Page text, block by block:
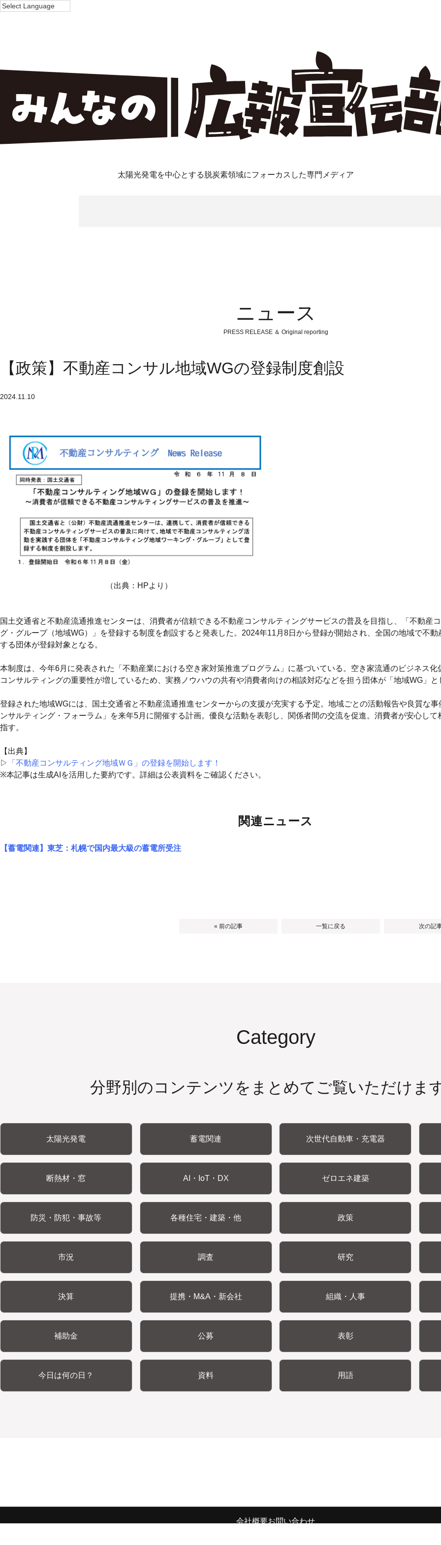
太陽光発電を中心とする脱炭素領域にフォーカスした専門メディア
ニュース
PRESS RELEASE ＆ Original reporting
【政策】不動産コンサル地域WGの登録制度創設
2024.11.10
（出典：HPより）
国土交通省と不動産流通推進センターは、消費者が信頼できる不動産コンサルティングサービスの普及を目指し、「不動産
グ・グループ（地域WG）」を登録する制度を創設すると発表した。2024年11月8日から登録が開始され、全国の地域で不
する団体が登録対象となる。
本制度は、今年6月に発表された「不動産業における空き家対策推進プログラム」に基づいている。空き家流通のビジネス
コンサルティングの重要性が増しているため、実務ノウハウの共有や消費者向けの相談対応などを担う団体が「地域WG」
登録された地域WGには、国土交通省と不動産流通推進センターからの支援が充実する予定。地域ごとの活動報告や良質な
ンサルティング・フォーラム」を来年5月に開催する計画。優良な活動を表彰し、関係者間の交流を促進。消費者が安心し
指す。
【出典】
▷
「不動産コンサルティング地域ＷＧ」の登録を開始します！
※本記事は生成AIを活用した要約です。詳細は公表資料をご確認ください。
関連ニュース
【蓄電関連】東芝：札幌で国内最大級の蓄電所受注
« 前の記事 一覧に戻る 次の記
Category
分野別のコンテンツをまとめてご覧いただけま
太陽光発電 蓄電関連 次世代自動車・充電器
断熱材・窓 AI・IoT・DX ゼロエネ建築
防災・防犯・事故等 各種住宅・建築・他 政策
市況 調査 研究
決算 提携・M&A・新会社 組織・人事
補助金 公募 表彰
今日は何の日？ 資料 用語
会社概要お問い合わせ